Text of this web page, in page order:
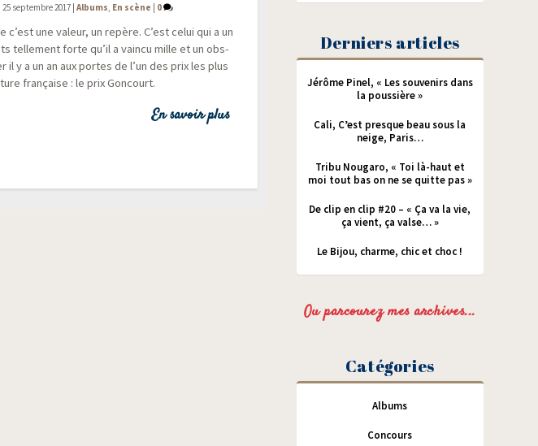
|25 septembre 2017 |Albums, En scène 0
c’est une valeur, un repère. C’est celui qui a un
tel­le­ment forte qu’il a vain­cu mille et un obs­
y a un an aux portes de l’un des prix les plus
fran­çaise : le prix Goncourt.
En savoir plus
Derniers articles
Jérôme Pinel, « Les souvenirs dans
la poussière »
Cali, C’est presque beau sous la
neige, Paris…
Tribu Nougaro, « Toi là-haut et
moi tout bas on ne se quitte pas »
De clip en clip #20 – « Ça va la vie,
ça vient, ça valse… »
Le Bijou, charme, chic et choc !
Ou parcourez mes archives...
Catégories
Albums
Concours